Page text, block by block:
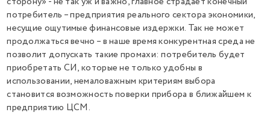
потребитель – предприятия реального сектора экономики,
несущие ощутимые финансовые издержки. Так не может
продолжаться вечно – в наше время конкурентная среда не
позволит допускать такие промахи: потребитель будет
приобретать СИ, которые не только удобны в
использовании, немаловажным критериям выбора
становится возможность поверки прибора в ближайшем к
предприятию ЦСМ.